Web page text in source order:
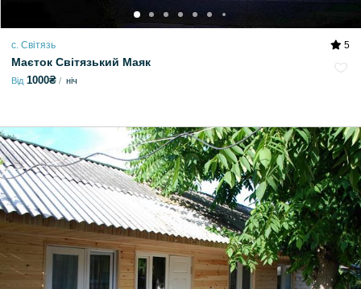
с. Світязь 5
Маєток Світязький Маяк
Від 1000₴ ніч